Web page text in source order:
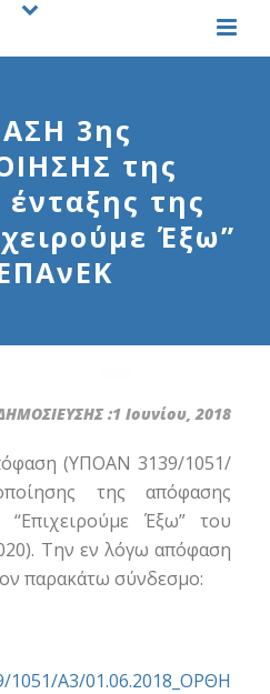
3ης
της
της
Έξω”
:1 Ιουνίου, 2018
(ΥΠΟΑΝ 3139/1051/
της απόφασης
Έξω” του
Την εν λόγω απόφαση
παρακάτω σύνδεσμο:
01.06.2018_ΟΡΘΗ